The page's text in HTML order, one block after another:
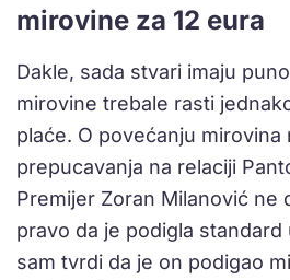
mirovine za 12 eura
Dakle, sada stvari imaju
mirovine trebale rasti
plaće. O povećanju mirovina
prepucavanja na relaciji
Premijer Zoran Milanović ne
pravo da je podigla standard
sam tvrdi da je on podigao